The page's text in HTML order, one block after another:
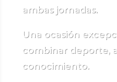
ambas jornadas.
Una ocasión
combinar deporte,
conocimiento.